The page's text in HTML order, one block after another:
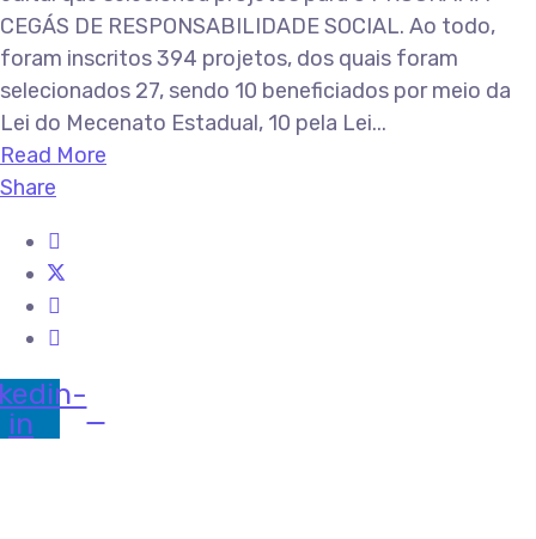
CEGÁS DE RESPONSABILIDADE SOCIAL. Ao todo,
foram inscritos 394 projetos, dos quais foram
selecionados 27, sendo 10 beneficiados por meio da
Lei do Mecenato Estadual, 10 pela Lei...
Read More
Share
in